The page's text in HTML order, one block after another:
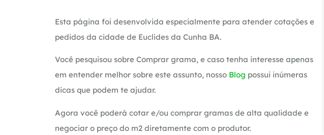
Esta página foi desenvolvida especialmente para atender cotações e
pedidos da cidade de Euclides da Cunha BA.
Você pesquisou sobre Comprar grama, e caso tenha interesse apenas
em entender melhor sobre este assunto, nosso Blog possui inúmeras
dicas que podem te ajudar.
Agora você poderá cotar e/ou comprar gramas de alta qualidade e
negociar o preço do m2 diretamente com o produtor.